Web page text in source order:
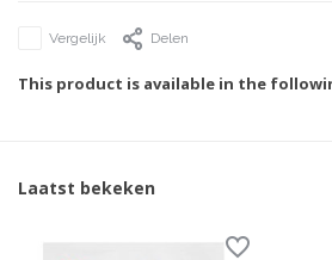
Vergelijk Delen
This product is available in the
Laatst bekeken